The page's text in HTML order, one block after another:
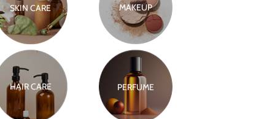
SKIN CARE MAKEUP
HAIR CARE PERFUME